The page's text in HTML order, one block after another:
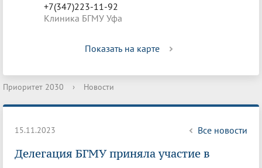
+7(347)223-11-92
Клиника БГМУ Уфа
Показать на карте
Приоритет 2030 › Новости
15.11.2023 Все новости
Делегация БГМУ приняла участие в